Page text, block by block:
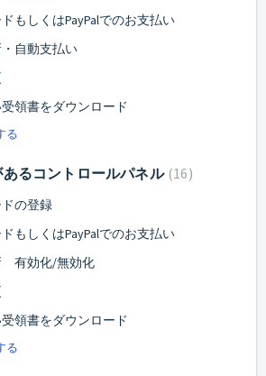
もしくはPayPalでのお支払い
自動支払い
領書をダウンロード
る
るコントロールパネル 16
の登録
もしくはPayPalでのお支払い
有効化/無効化
領書をダウンロード
る